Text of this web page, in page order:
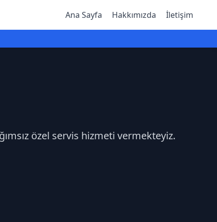
Ana Sayfa Hakkımızda İletişim
özel servis hizmeti vermekteyiz.